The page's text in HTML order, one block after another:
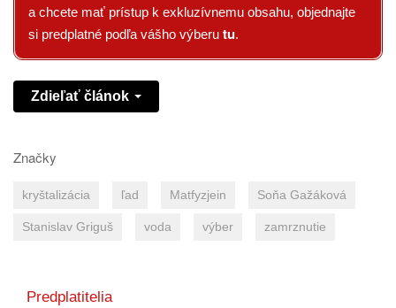
a chcete mať prístup k exkluzívnemu obsahu, objednajte
si predplatné podľa vášho výberu tu.
Zdieľať článok
Značky
kryštalizácia ľad Matfyzjein Soňa Gažáková
Stanislav Griguš voda výber zamrznutie
Predplatitelia